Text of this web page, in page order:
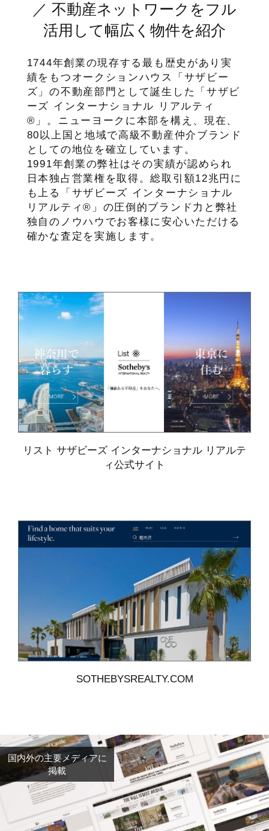
／ 不動産ネットワークをフル
活用して幅広く物件を紹介
1744年創業の現存する最も歴史があり実
績をもつオークションハウス「サザビー
ズ」の不動産部門として誕生した「サザビ
ーズ インターナショナル リアルティ
®」。ニューヨークに本部を構え、現在、
80以上国と地域で高級不動産仲介ブランド
としての地位を確立しています。
1991年創業の弊社はその実績が認められ
日本独占営業権を取得。総取引額12兆円に
も上る「サザビーズ インターナショナル
リアルティ®」の圧倒的ブランド力と弊社
独自のノウハウでお客様に安心いただける
確かな査定を実施します。
リスト サザビーズ インターナショナル リアルテ
ィ公式サイト
SOTHEBYSREALTY.COM
国内外の主要メディアに
掲載